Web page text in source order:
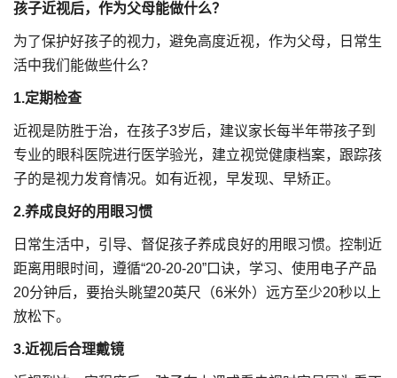
孩子近视后，作为父母能做什么？
为了保护好孩子的视力，避免高度近视，作为父母，日常生
活中我们能做些什么？
1.定期检查
近视是防胜于治，在孩子3岁后，建议家长每半年带孩子到
专业的眼科医院进行医学验光，建立视觉健康档案，跟踪孩
子的是视力发育情况。如有近视，早发现、早矫正。
2.养成良好的用眼习惯
日常生活中，引导、督促孩子养成良好的用眼习惯。控制近
距离用眼时间，遵循“20-20-20”口诀，学习、使用电子产品
20分钟后，要抬头眺望20英尺（6米外）远方至少20秒以上
放松下。
3.近视后合理戴镜